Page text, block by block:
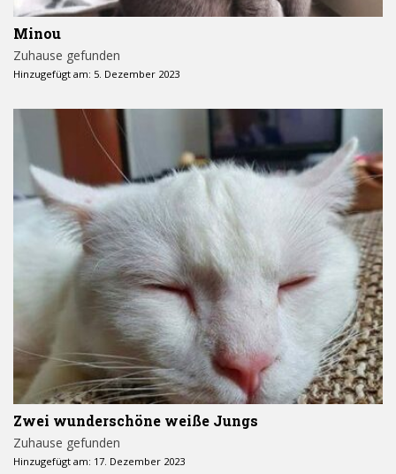
Minou
Zuhause gefunden
Hinzugefügt am: 5. Dezember 2023
Zwei wunderschöne weiße Jungs
Zuhause gefunden
Hinzugefügt am: 17. Dezember 2023